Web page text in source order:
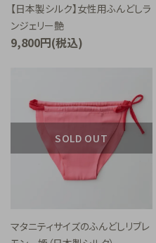
【日本製シルク】女性用ふんどしラ
ンジェリー艶
9,800円(税込)
SOLD OUT
マタニティサイズのふんどしリブレ